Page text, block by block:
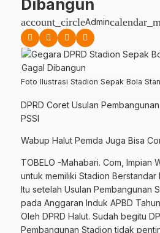
Dibangun
account_circleAdmin
Foto Ilustrasi Stadion Sepak Bola
DPRD Coret Usulan
PSSI
Wabup Halut Pemda Juga Bisa
TOBELO -Mahabari. Com, Impian
untuk memiliki Stadion Berstandar
Itu setelah Usulan Pembangunan
pada Anggaran Induk APBD
Oleh DPRD Halut. Sudah begitu
Pembangunan Stadion tidak